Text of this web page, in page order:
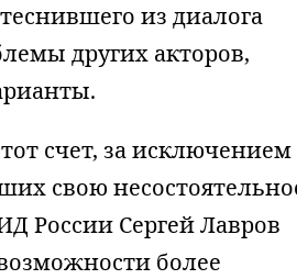
из диалога
других акторов,
счет, за
свою
России Сергей Лавров
более